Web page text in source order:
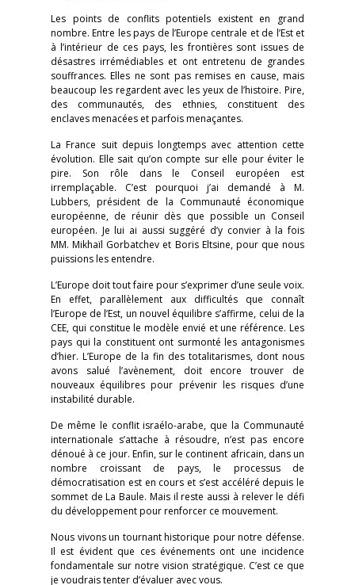
Les points de conflits potentiels existent en grand
nombre. Entre les pays de l’Europe centrale et de l’Est et
à l’intérieur de ces pays, les frontières sont issues de
désastres irrémédiables et ont entretenu de grandes
souffrances. Elles ne sont pas remises en cause, mais
beaucoup les regardent avec les yeux de l’histoire. Pire,
des communautés, des ethnies, constituent des
enclaves menacées et parfois menaçantes.
La France suit depuis longtemps avec attention cette
évolution. Elle sait qu’on compte sur elle pour éviter le
pire. Son rôle dans le Conseil européen est
irremplaçable. C’est pourquoi j’ai demandé à M.
Lubbers, président de la Communauté économique
européenne, de réunir dès que possible un Conseil
européen. Je lui ai aussi suggéré d’y convier à la fois
MM. Mikhaïl Gorbatchev et Boris Eltsine, pour que nous
puissions les entendre.
L’Europe doit tout faire pour s’exprimer d’une seule voix.
En effet, parallèlement aux difficultés que connaît
l’Europe de l’Est, un nouvel équilibre s’affirme, celui de la
CEE, qui constitue le modèle envié et une référence. Les
pays qui la constituent ont surmonté les antagonismes
d’hier. L’Europe de la fin des totalitarismes, dont nous
avons salué l’avènement, doit encore trouver de
nouveaux équilibres pour prévenir les risques d’une
instabilité durable.
De même le conflit israélo-arabe, que la Communauté
internationale s’attache à résoudre, n’est pas encore
dénoué à ce jour. Enfin, sur le continent africain, dans un
nombre croissant de pays, le processus de
démocratisation est en cours et s’est accéléré depuis le
sommet de La Baule. Mais il reste aussi à relever le défi
du développement pour renforcer ce mouvement.
Nous vivons un tournant historique pour notre défense.
Il est évident que ces événements ont une incidence
fondamentale sur notre vision stratégique. C’est ce que
je voudrais tenter d’évaluer avec vous.